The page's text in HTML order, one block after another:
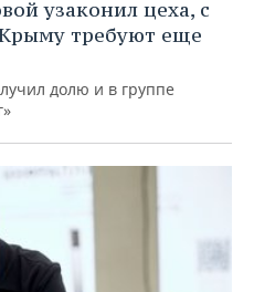
узаконил цеха, с
требуют еще
долю и в группе